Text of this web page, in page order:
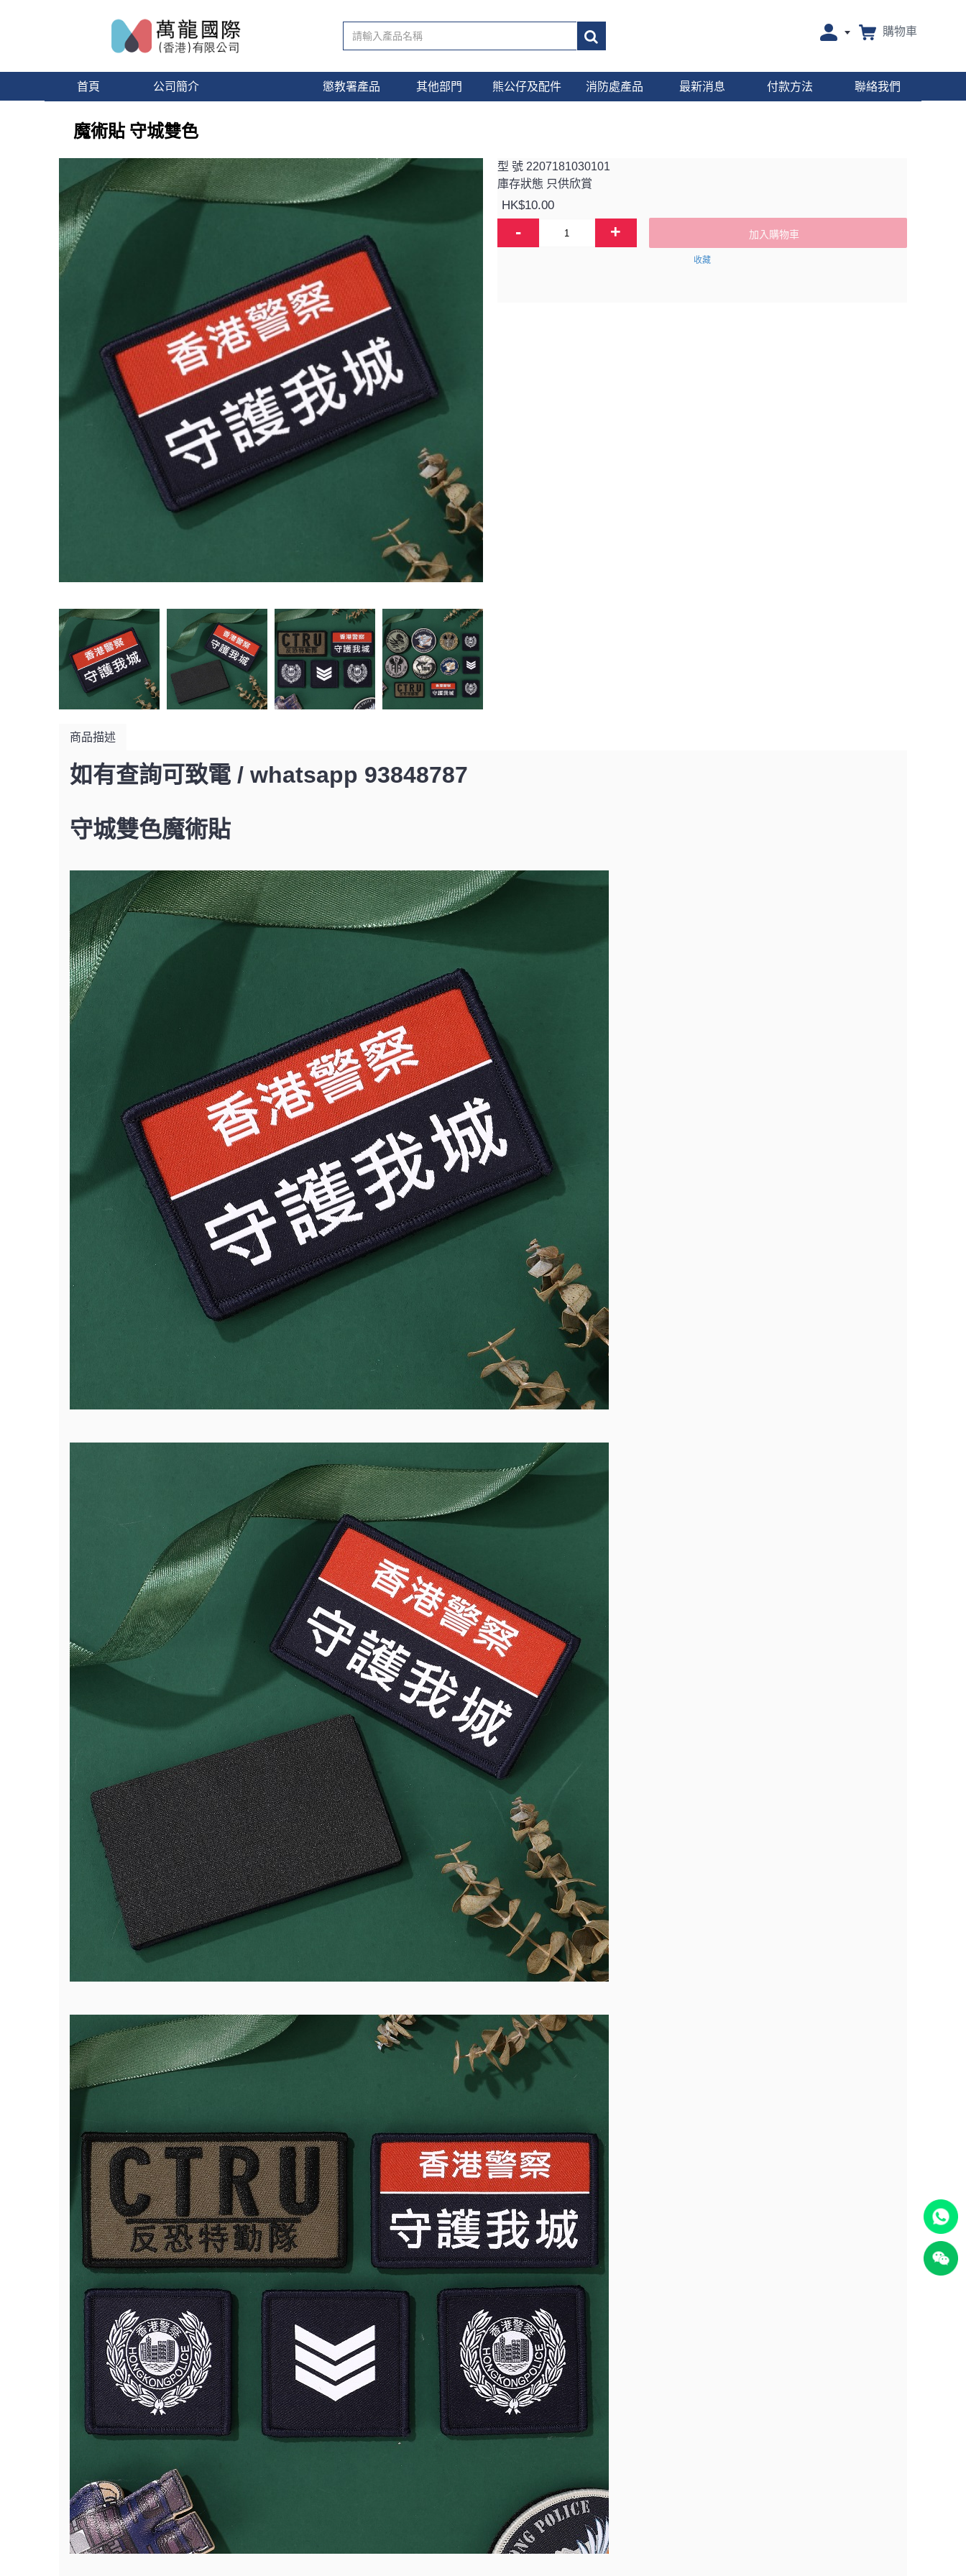
購物車
首頁 公司簡介 懲教署產品 其他部門 熊公仔及配件 消防處產品 最新消息 付款方法 聯絡我們
魔術貼 守城雙色
型 號 2207181030101
庫存狀態 只供欣賞
HK$10.00
- + 加入購物車
收藏
商品描述
如有查詢可致電 / whatsapp 93848787
守城雙色魔術貼